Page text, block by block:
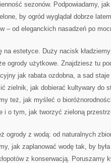
sezonów. Podpowiadamy,
by ogród wyglądał dobrze
– od eleganckich nasadzeń po
na estetyce. Duży nacisk
ogrody użytkowe. Znajdziesz tu
jak rabata ozdobna, a sad
zielnik, jak dobierać kultywary do
też, jak myśleć o
i o tym, jak tworzyć zieloną
ogrody z wodą: od naturalnych
jak zaplanować wodę tak, by
z konserwacją. Poruszamy